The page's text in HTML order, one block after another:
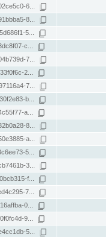
6...
8...
5...
c...
7...
2...
7...
b...
a...
8...
a...
5...
3...
f...
7...
0...
9...
5...